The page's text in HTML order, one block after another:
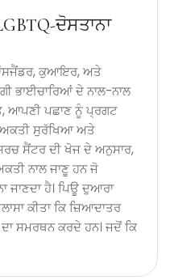
ਦੋਸਤਾਨਾ
ਕੁਆਇਰ, ਅਤੇ
ਭਾਈਚਾਰਿਆਂ ਦੇ ਨਾਲ-ਨਾਲ
ਆਪਣੀ ਪਛਾਣ ਨੂੰ ਪ੍ਰਗਟ
ਸੁਰੱਖਿਆ ਅਤੇ
ਸੈਂਟਰ ਦੀ ਖੋਜ ਦੇ ਅਨੁਸਾਰ,
ਨਾਲ ਜਾਣੂ ਹਨ ਜੋ
ਜਾਣਦਾ ਹੈ। ਪਿਊ ਦੁਆਰਾ
ਕੀਤਾ ਕਿ ਜ਼ਿਆਦਾਤਰ
ਸਮਰਥਨ ਕਰਦੇ ਹਨ। ਜਦੋਂ ਕਿ